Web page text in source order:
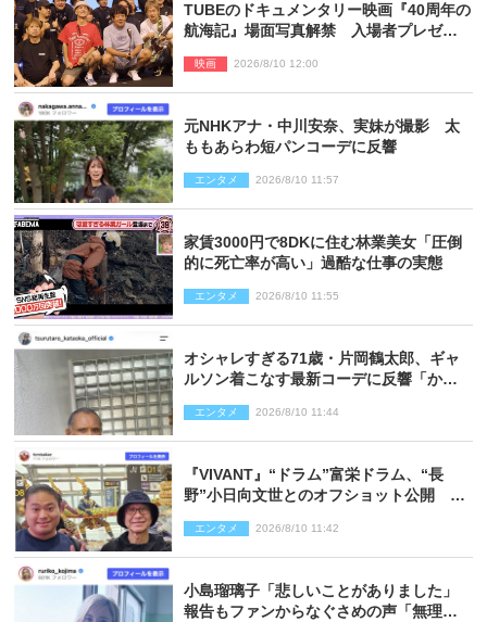
TUBEのドキュメンタリー映画『40周年の
航海記』場面写真解禁 入場者プレゼン
映画 2026/8/10 12:00
元NHKアナ・中川安奈、実妹が撮影 太
ももあらわ短パンコーデに反響
エンタメ 2026/8/10 11:57
家賃3000円で8DKに住む林業美女「圧倒
的に死亡率が高い」過酷な仕事の実態
エンタメ 2026/8/10 11:55
オシャレすぎる71歳・片岡鶴太郎、ギャ
ルソン着こなす最新コーデに反響「かっ
エンタメ 2026/8/10 11:44
『VIVANT』“ドラム”富栄ドラム、“長
野”小日向文世とのオフショット公開
エンタメ 2026/8/10 11:42
小島瑠璃子「悲しいことがありました」
報告もファンからなぐさめの声「無理し